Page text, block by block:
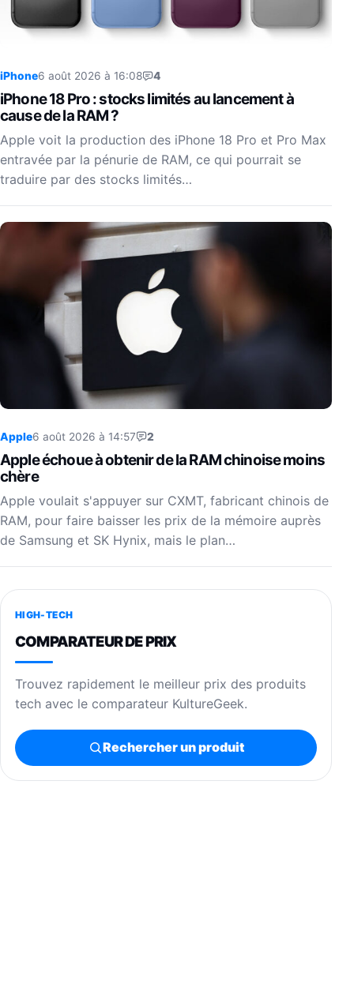
iPhone6 août 2026 à 16:08 4
iPhone 18 Pro : stocks limités au lancement à
cause de la RAM ?
Apple voit la production des iPhone 18 Pro et Pro Max
entravée par la pénurie de RAM, ce qui pourrait se
traduire par des stocks limités…
Apple6 août 2026 à 14:57 2
Apple échoue à obtenir de la RAM chinoise moins
chère
Apple voulait s'appuyer sur CXMT, fabricant chinois de
RAM, pour faire baisser les prix de la mémoire auprès
de Samsung et SK Hynix, mais le plan…
HIGH-TECH
COMPARATEUR DE PRIX
Trouvez rapidement le meilleur prix des produits
tech avec le comparateur KultureGeek.
Rechercher un produit